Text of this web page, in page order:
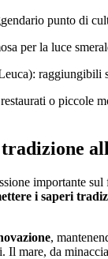
punto di
per la luce
raggiungibili
o piccole
importante
i saperi
,
Il mare, da